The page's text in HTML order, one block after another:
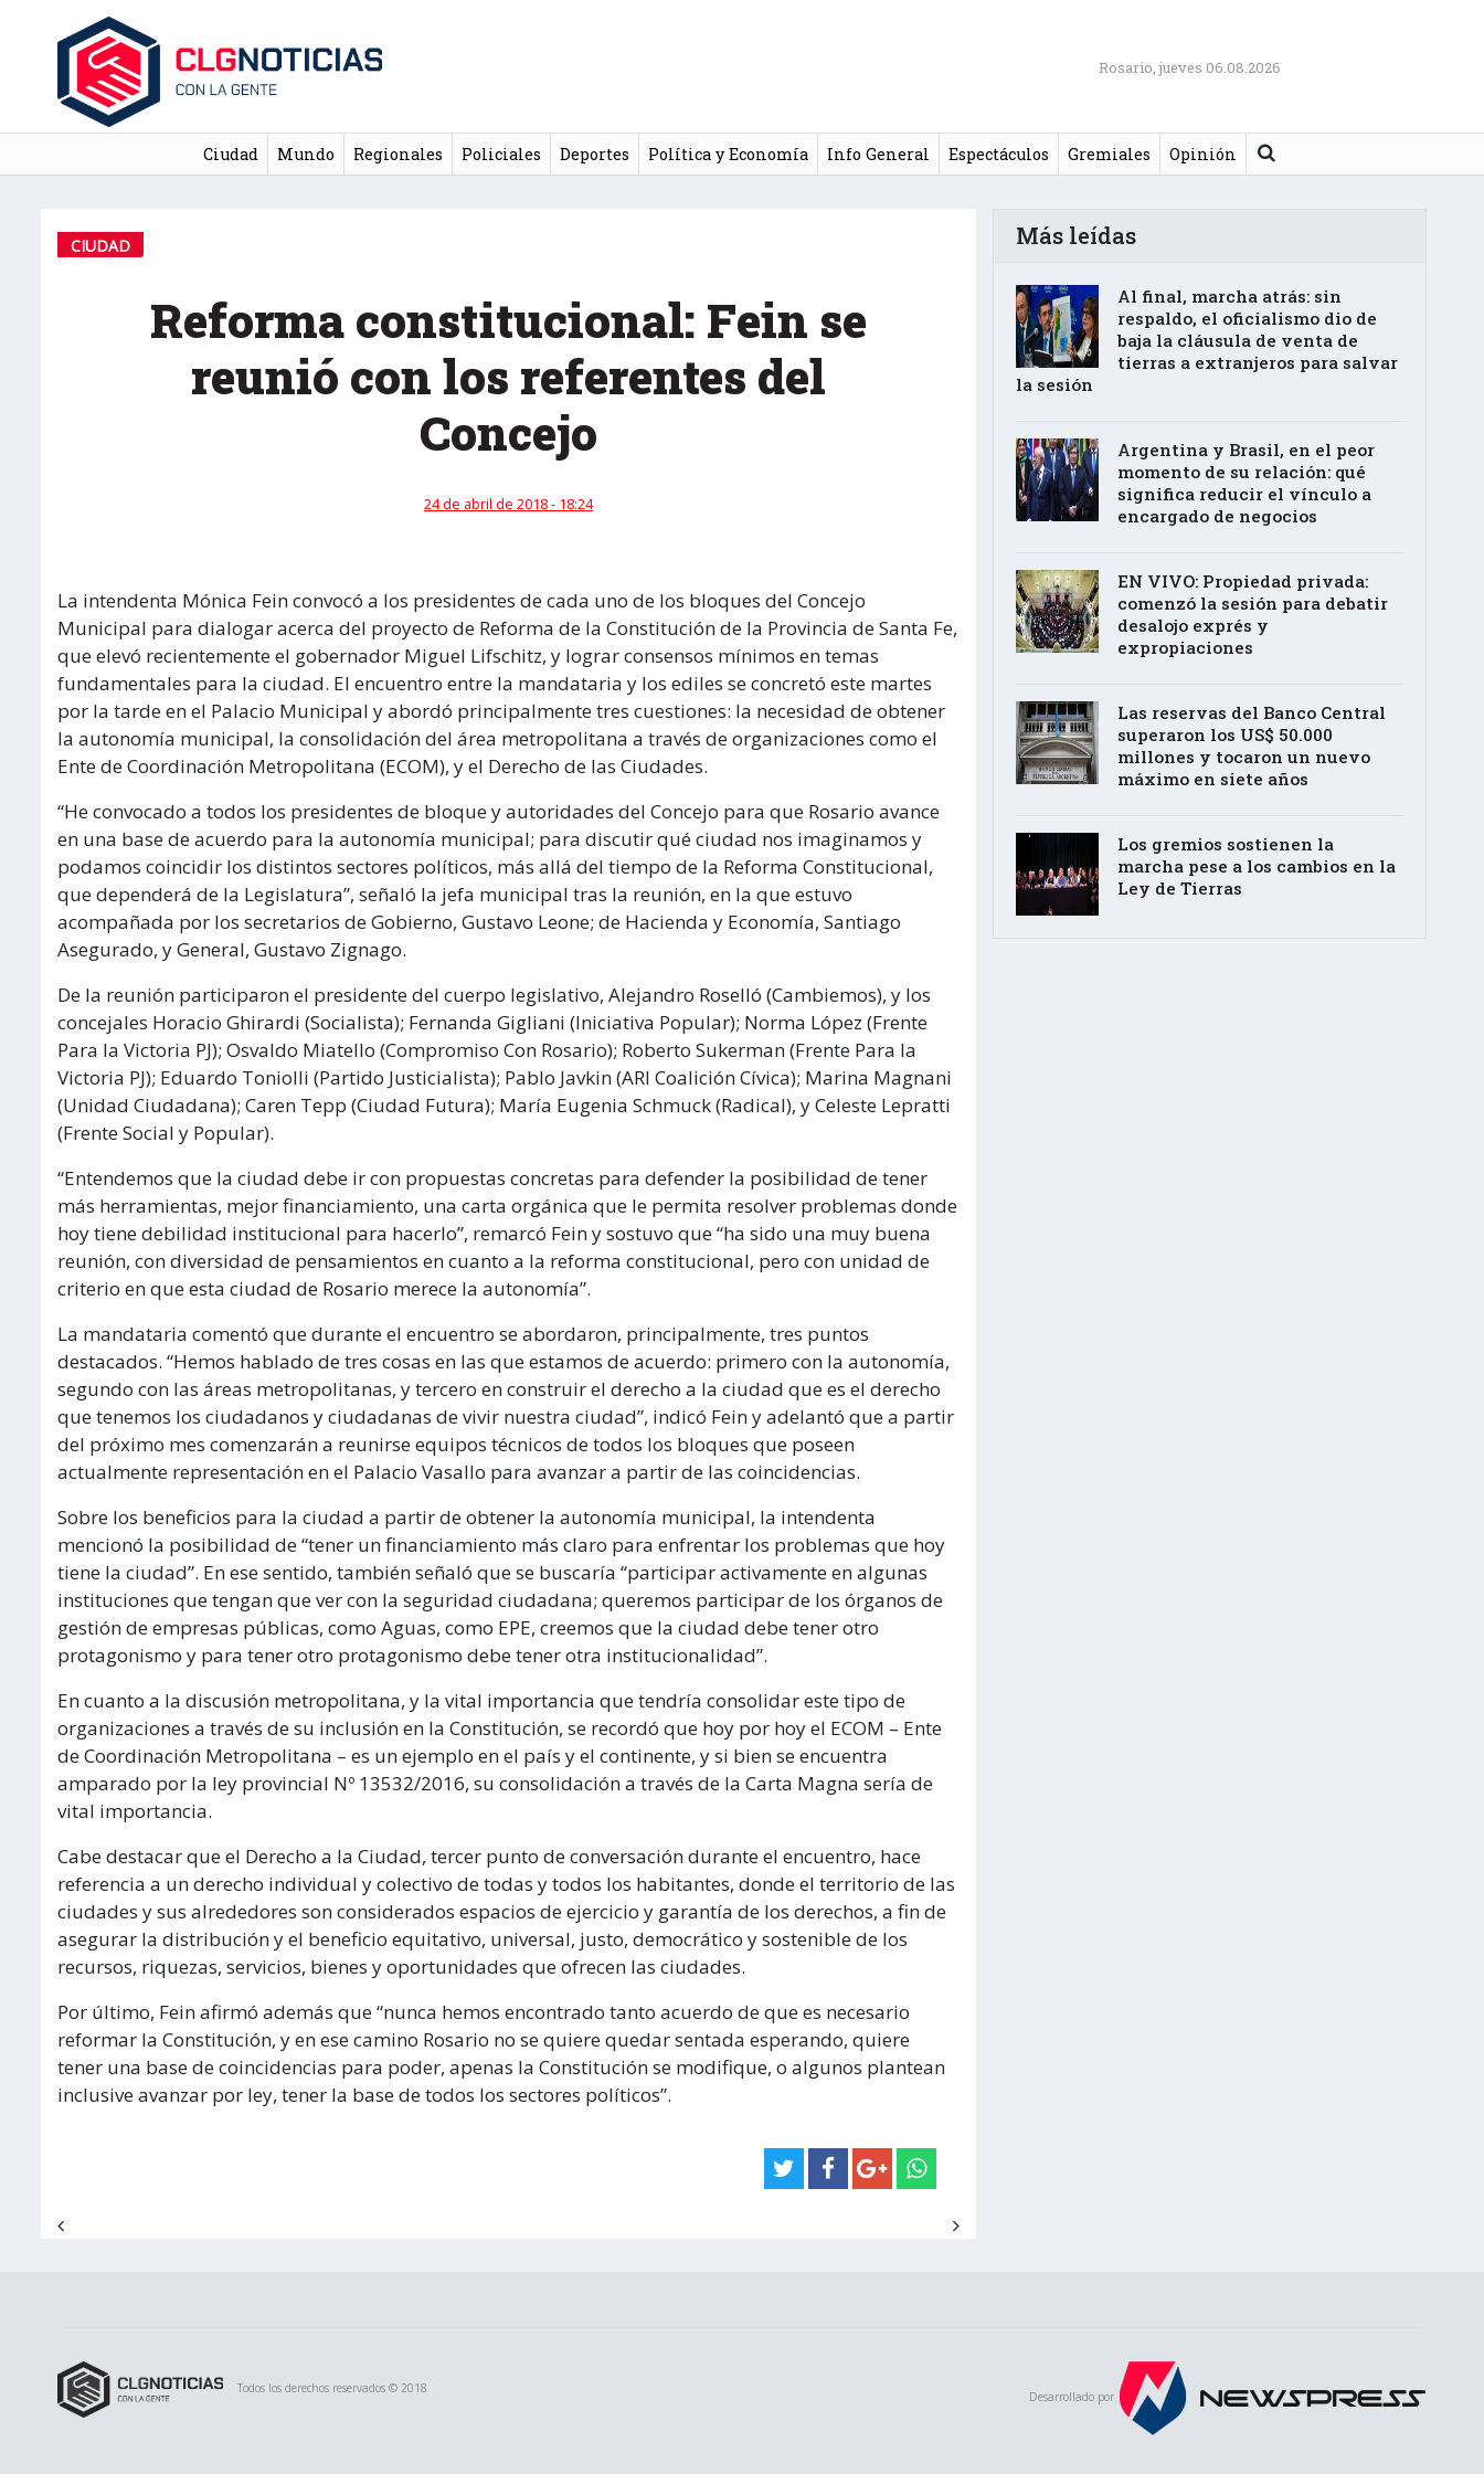
Rosario, jueves 06.08.2026
Ciudad Mundo Regionales Policiales Deportes Política y Economía Info General Espectáculos Gremiales Opinión Buscar
CIUDAD
Reforma constitucional: Fein se
reunió con los referentes del
Concejo
24 de abril de 2018 - 18:24
La intendenta Mónica Fein convocó a los presidentes de cada uno de los bloques del Concejo
Municipal para dialogar acerca del proyecto de Reforma de la Constitución de la Provincia de Santa Fe,
que elevó recientemente el gobernador Miguel Lifschitz, y lograr consensos mínimos en temas
fundamentales para la ciudad. El encuentro entre la mandataria y los ediles se concretó este martes
por la tarde en el Palacio Municipal y abordó principalmente tres cuestiones: la necesidad de obtener
la autonomía municipal, la consolidación del área metropolitana a través de organizaciones como el
Ente de Coordinación Metropolitana (ECOM), y el Derecho de las Ciudades.
“He convocado a todos los presidentes de bloque y autoridades del Concejo para que Rosario avance
en una base de acuerdo para la autonomía municipal; para discutir qué ciudad nos imaginamos y
podamos coincidir los distintos sectores políticos, más allá del tiempo de la Reforma Constitucional,
que dependerá de la Legislatura”, señaló la jefa municipal tras la reunión, en la que estuvo
acompañada por los secretarios de Gobierno, Gustavo Leone; de Hacienda y Economía, Santiago
Asegurado, y General, Gustavo Zignago.
De la reunión participaron el presidente del cuerpo legislativo, Alejandro Roselló (Cambiemos), y los
concejales Horacio Ghirardi (Socialista); Fernanda Gigliani (Iniciativa Popular); Norma López (Frente
Para la Victoria PJ); Osvaldo Miatello (Compromiso Con Rosario); Roberto Sukerman (Frente Para la
Victoria PJ); Eduardo Toniolli (Partido Justicialista); Pablo Javkin (ARI Coalición Cívica); Marina Magnani
(Unidad Ciudadana); Caren Tepp (Ciudad Futura); María Eugenia Schmuck (Radical), y Celeste Lepratti
(Frente Social y Popular).
“Entendemos que la ciudad debe ir con propuestas concretas para defender la posibilidad de tener
más herramientas, mejor financiamiento, una carta orgánica que le permita resolver problemas donde
hoy tiene debilidad institucional para hacerlo”, remarcó Fein y sostuvo que “ha sido una muy buena
reunión, con diversidad de pensamientos en cuanto a la reforma constitucional, pero con unidad de
criterio en que esta ciudad de Rosario merece la autonomía”.
La mandataria comentó que durante el encuentro se abordaron, principalmente, tres puntos
destacados. “Hemos hablado de tres cosas en las que estamos de acuerdo: primero con la autonomía,
segundo con las áreas metropolitanas, y tercero en construir el derecho a la ciudad que es el derecho
que tenemos los ciudadanos y ciudadanas de vivir nuestra ciudad”, indicó Fein y adelantó que a partir
del próximo mes comenzarán a reunirse equipos técnicos de todos los bloques que poseen
actualmente representación en el Palacio Vasallo para avanzar a partir de las coincidencias.
Sobre los beneficios para la ciudad a partir de obtener la autonomía municipal, la intendenta
mencionó la posibilidad de “tener un financiamiento más claro para enfrentar los problemas que hoy
tiene la ciudad”. En ese sentido, también señaló que se buscaría “participar activamente en algunas
instituciones que tengan que ver con la seguridad ciudadana; queremos participar de los órganos de
gestión de empresas públicas, como Aguas, como EPE, creemos que la ciudad debe tener otro
protagonismo y para tener otro protagonismo debe tener otra institucionalidad”.
En cuanto a la discusión metropolitana, y la vital importancia que tendría consolidar este tipo de
organizaciones a través de su inclusión en la Constitución, se recordó que hoy por hoy el ECOM – Ente
de Coordinación Metropolitana – es un ejemplo en el país y el continente, y si bien se encuentra
amparado por la ley provincial Nº 13532/2016, su consolidación a través de la Carta Magna sería de
vital importancia.
Cabe destacar que el Derecho a la Ciudad, tercer punto de conversación durante el encuentro, hace
referencia a un derecho individual y colectivo de todas y todos los habitantes, donde el territorio de las
ciudades y sus alrededores son considerados espacios de ejercicio y garantía de los derechos, a fin de
asegurar la distribución y el beneficio equitativo, universal, justo, democrático y sostenible de los
recursos, riquezas, servicios, bienes y oportunidades que ofrecen las ciudades.
Por último, Fein afirmó además que “nunca hemos encontrado tanto acuerdo de que es necesario
reformar la Constitución, y en ese camino Rosario no se quiere quedar sentada esperando, quiere
tener una base de coincidencias para poder, apenas la Constitución se modifique, o algunos plantean
inclusive avanzar por ley, tener la base de todos los sectores políticos”.
Más leídas
Al final, marcha atrás: sin
respaldo, el oficialismo dio de
baja la cláusula de venta de
tierras a extranjeros para salvar
la sesión
Argentina y Brasil, en el peor
momento de su relación: qué
significa reducir el vínculo a
encargado de negocios
EN VIVO: Propiedad privada:
comenzó la sesión para debatir
desalojo exprés y
expropiaciones
Las reservas del Banco Central
superaron los US$ 50.000
millones y tocaron un nuevo
máximo en siete años
Los gremios sostienen la
marcha pese a los cambios en la
Ley de Tierras
Todos los derechos reservados © 2018
Desarrollado por